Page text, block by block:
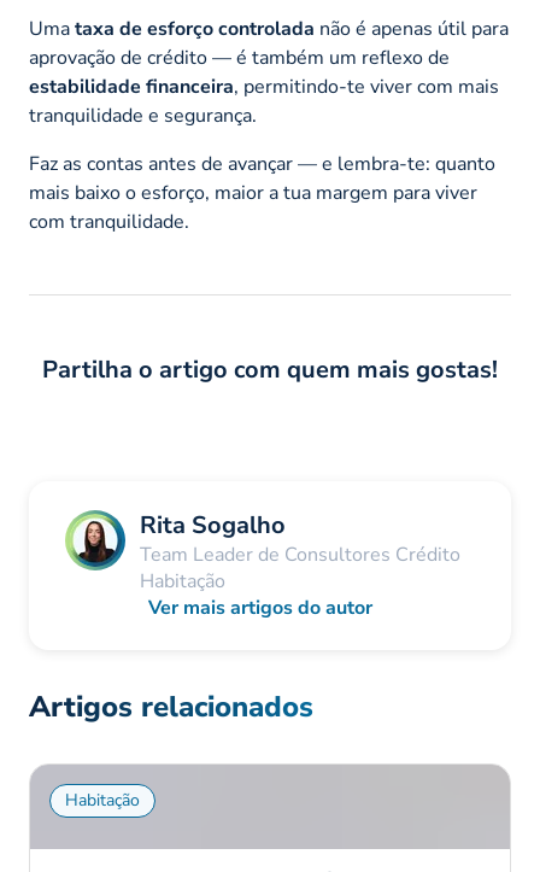
Umataxa de esforço controlada não é apenas útil para
aprovação de crédito — é também um reflexo de
estabilidade financeira, permitindo-te viver com mais
tranquilidade e segurança.
Faz as contas antes de avançar — e lembra-te: quanto
mais baixo o esforço, maior a tua margem para viver
com tranquilidade.
Partilha o artigo com quem mais gostas!
Rita Sogalho
Team Leader de Consultores Crédito
Habitação
Ver mais artigos do autor
Artigos relacionados
Habitação